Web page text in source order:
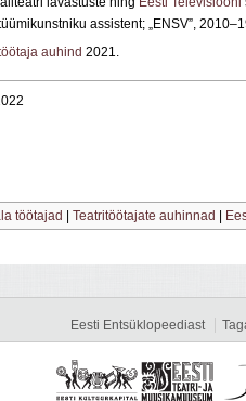
assistent; „ENSV”,
auhind 2021.
töötajad Teatritöötajate auhinnad
Eesti Entsüklopeediast